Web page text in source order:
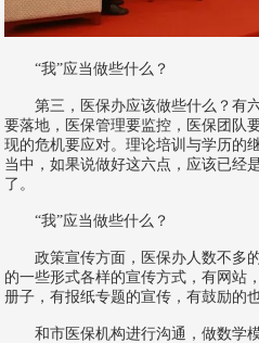
“我”应当做些什么？
第三，医保办应该做些什么？有
要落地，医保管理要监控，医保团队
现的危机要应对。理论培训与学历的
当中，如果说做好这六点，应该已经
了。
“我”应当做些什么？
政策宣传方面，医保办人数不多的
的一些形式各样的宣传方式，有网站
册子，有报纸专题的宣传，有鼓励的
和市医保机构进行沟通，做数学模